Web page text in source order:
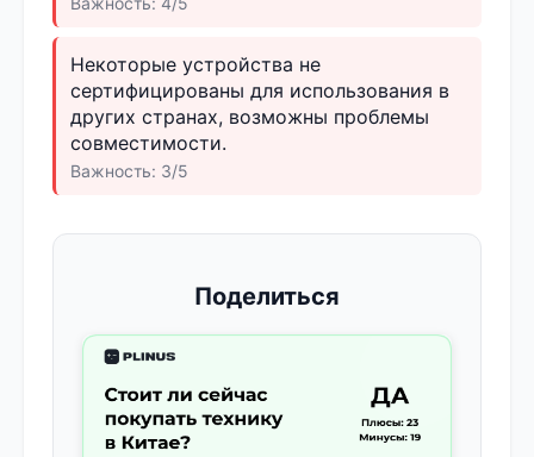
Некоторые устройства не
сертифицированы для использования в
других странах, возможны проблемы
совместимости.
Важность: 3/5
Поделиться